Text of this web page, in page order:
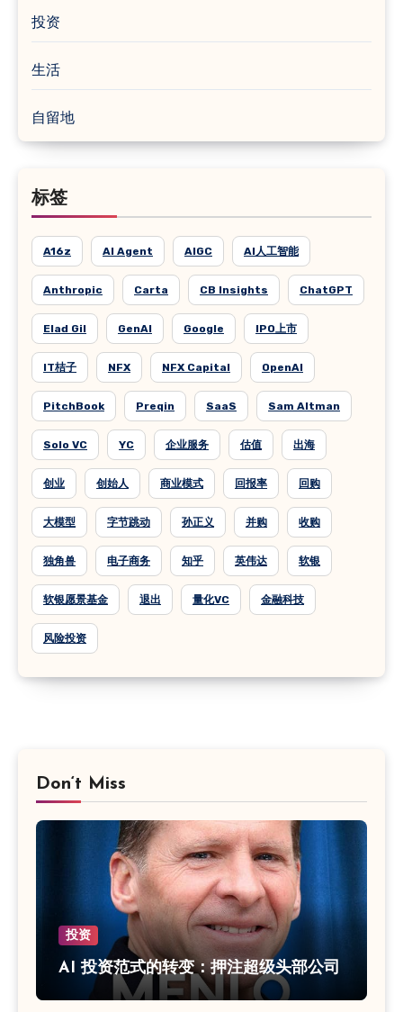
投资
生活
自留地
标签
A16z AI Agent AIGC AI人工智能
Anthropic Carta CB Insights ChatGPT
Elad Gil GenAI Google IPO上市
IT桔子 NFX NFX Capital OpenAI
PitchBook Preqin SaaS Sam Altman
Solo VC YC 企业服务 估值 出海
创业 创始人 商业模式 回报率 回购
大模型 字节跳动 孙正义 并购 收购
独角兽 电子商务 知乎 英伟达 软银
软银愿景基金 退出 量化VC 金融科技
风险投资
Don‘t Miss
投资
AI 投资范式的转变：押注超级头部公司